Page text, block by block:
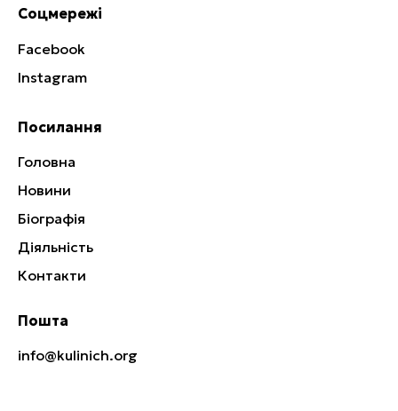
Соцмережі
Facebook
Instagram
Посилання
Головна
Новини
Біографія
Діяльність
Контакти
Пошта
info@kulinich.org